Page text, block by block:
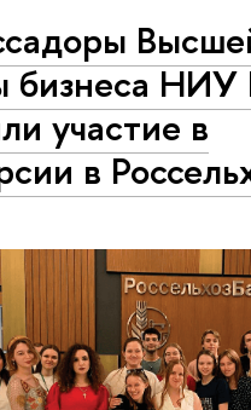
бизнеса
участие в
в